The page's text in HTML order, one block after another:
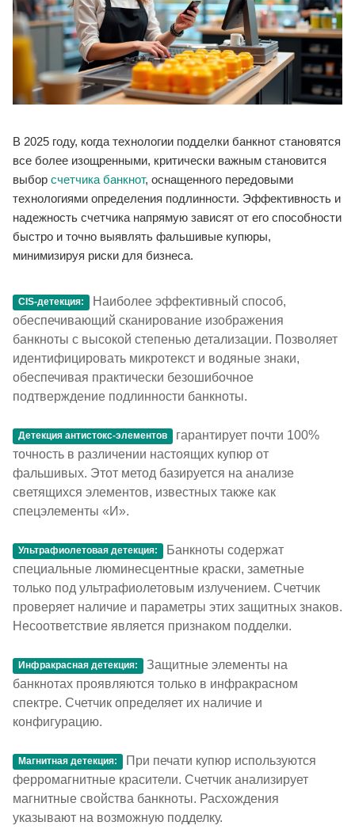
В 2025 году, когда технологии подделки банкнот становятся
все более изощренными, критически важным становится
выбор счетчика банкнот, оснащенного передовыми
технологиями определения подлинности. Эффективность и
надежность счетчика напрямую зависят от его способности
быстро и точно выявлять фальшивые купюры,
минимизируя риски для бизнеса.
CIS-детекция:
Наиболее эффективный способ,
обеспечивающий сканирование изображения
банкноты с высокой степенью детализации. Позволяет
идентифицировать микротекст и водяные знаки,
обеспечивая практически безошибочное
подтверждение подлинности банкноты.
Детекция антистокс-элементов
гарантирует почти 100%
точность в различении настоящих купюр от
фальшивых. Этот метод базируется на анализе
светящихся элементов, известных также как
спецэлементы «И».
Ультрафиолетовая детекция:
Банкноты содержат
специальные люминесцентные краски, заметные
только под ультрафиолетовым излучением. Счетчик
проверяет наличие и параметры этих защитных знаков.
Несоответствие является признаком подделки.
Инфракрасная детекция:
Защитные элементы на
банкнотах проявляются только в инфракрасном
спектре. Счетчик определяет их наличие и
конфигурацию.
Магнитная детекция:
При печати купюр используются
ферромагнитные красители. Счетчик анализирует
магнитные свойства банкноты. Расхождения
указывают на возможную подделку.